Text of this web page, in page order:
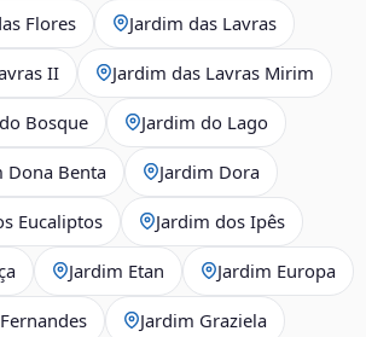
Flores Jardim das Lavras
II Jardim das Lavras Mirim
Bosque Jardim do Lago
Dona Benta Jardim Dora
Eucaliptos Jardim dos Ipês
Jardim Etan Jardim Europa
Jardim Graziela